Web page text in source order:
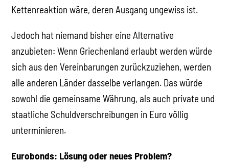
Kettenreaktion wäre, deren Ausgang ungewiss ist.
Jedoch hat niemand bisher eine Alternative
anzubieten: Wenn Griechenland erlaubt werden würde
sich aus den Vereinbarungen zurückzuziehen, werden
alle anderen Länder dasselbe verlangen. Das würde
sowohl die gemeinsame Währung, als auch private und
staatliche Schuldverschreibungen in Euro völlig
unterminieren.
Eurobonds: Lösung oder neues Problem?